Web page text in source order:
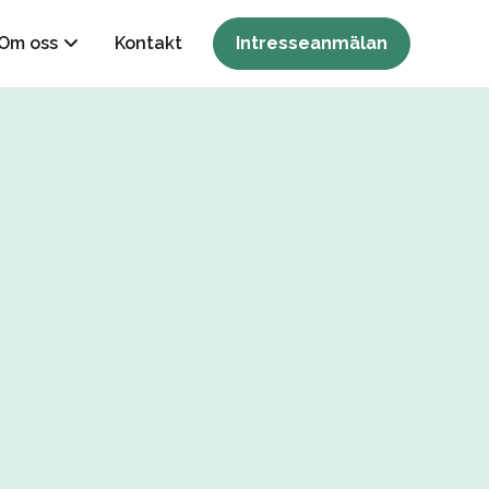
oss Kontakt Intresseanmälan